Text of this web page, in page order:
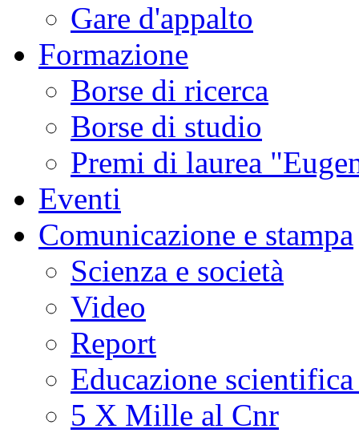
Gare d'appalto
Formazione
Borse di ricerca
Borse di studio
Premi di laurea
Eventi
Comunicazione e stampa
Scienza e società
Video
Report
Educazione
5 X Mille al Cnr